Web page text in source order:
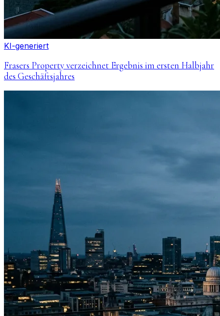
KI-generiert
Frasers Property verzeichnet Ergebnis im ersten Halbjahr
des Geschäftsjahres